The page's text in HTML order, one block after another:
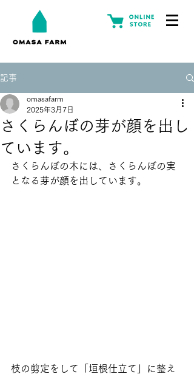
記事
さくらんぼの芽が顔を出し
ています。
omasafarm
2025年3月7日
さくらんぼの木には、さくらんぼの実
となる芽が顔を出しています。
枝の剪定をして「垣根仕立て」に整え